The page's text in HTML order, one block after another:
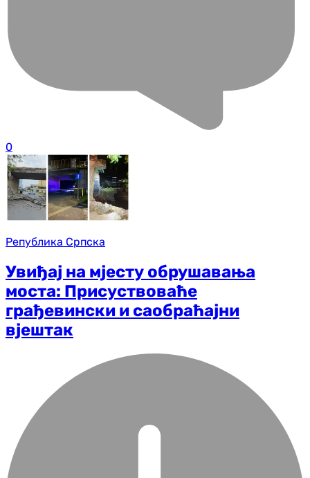
0
Република Српска
Увиђај на мјесту обрушавања
моста: Присуствоваће
грађевински и саобраћајни
вјештак